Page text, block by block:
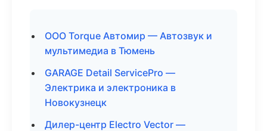
ООО Torque Автомир — Автозвук и
мультимедиа в Тюмень
GARAGE Detail ServicePro —
Электрика и электроника в
Новокузнецк
Дилер-центр Electro Vector —